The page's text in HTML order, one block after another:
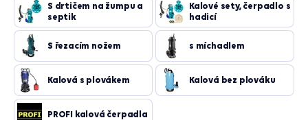
S drtičem na žumpu a
septik
Kalové sety, čerpadlo s
hadicí
S řezacím nožem s míchadlem
Kalová s plovákem Kalová bez plováku
PROFI kalová čerpadla